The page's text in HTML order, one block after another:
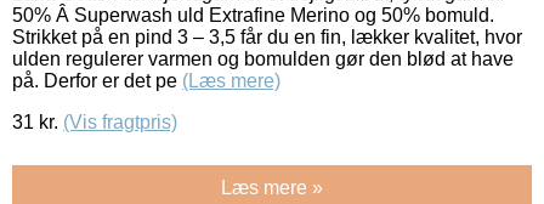
50% Â Superwash uld Extrafine Merino og 50% bomuld.
Strikket på en pind 3 – 3,5 får du en fin, lækker kvalitet, hvor
ulden regulerer varmen og bomulden gør den blød at have
på. Derfor er det pe (Læs mere)
31 kr. (Vis fragtpris)
Læs mere »